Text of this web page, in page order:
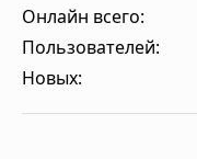
Онлайн всего:
Пользователей:
Новых: